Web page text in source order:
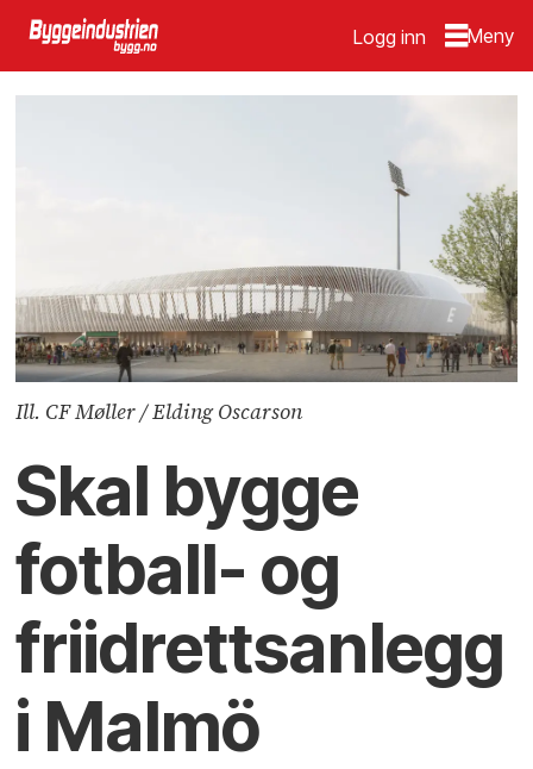
Logg inn
Ill. CF Møller / Elding Oscarson
Skal bygge
fotball- og
friidrettsanlegg
i Malmö